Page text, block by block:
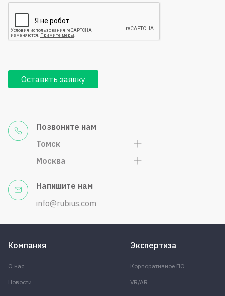
Оставить заявку
Позвоните нам
Томск
Москва
Напишите нам
info@rubius.com
Компания
О нас
Новости
Экспертиза
Корпоративное ПО
VR/AR